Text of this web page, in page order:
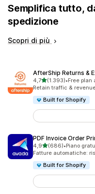
Semplifica tutto,
spedizione
Scopri di più
AfterShip Returns &
4,7stelle su 5
(1.393)
1393 recensioni totali
•Free plan
Retain traffic &
Built for Shopify
PDF Invoice Order
4,9stelle su 5
(686)
686 recensioni totali
•Piano
Fatture automatiche:
Built for Shopify